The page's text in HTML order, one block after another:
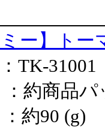
ミー】ト
TK-31001
約商品パ
90 (g)